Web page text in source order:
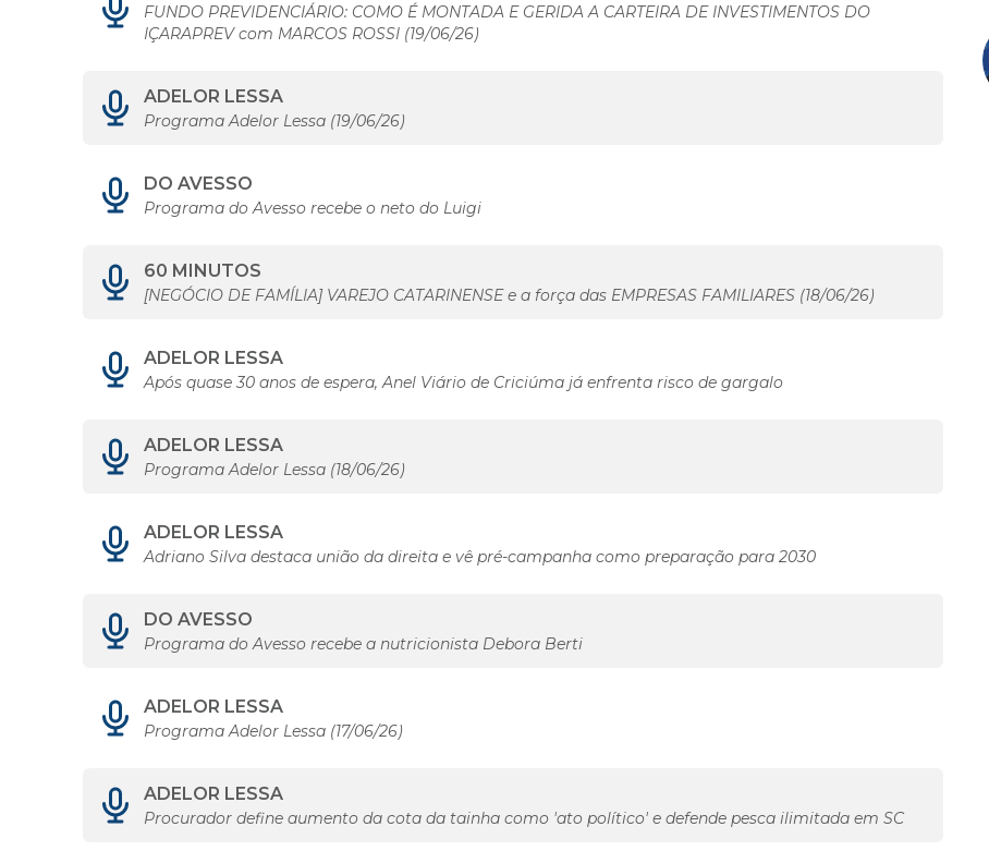
FUNDO PREVIDENCIÁRIO: COMO É MONTADA E GERIDA A CARTEIRA DE INVESTIMENTOS DO
IÇARAPREV com MARCOS ROSSI (19/06/26)
ADELOR LESSA
Programa Adelor Lessa (19/06/26)
DO AVESSO
Programa do Avesso recebe o neto do Luigi
60 MINUTOS
[NEGÓCIO DE FAMÍLIA] VAREJO CATARINENSE e a força das EMPRESAS FAMILIARES (18/06/26)
ADELOR LESSA
Após quase 30 anos de espera, Anel Viário de Criciúma já enfrenta risco de gargalo
ADELOR LESSA
Programa Adelor Lessa (18/06/26)
ADELOR LESSA
Adriano Silva destaca união da direita e vê pré-campanha como preparação para 2030
DO AVESSO
Programa do Avesso recebe a nutricionista Debora Berti
ADELOR LESSA
Programa Adelor Lessa (17/06/26)
ADELOR LESSA
Procurador define aumento da cota da tainha como 'ato político' e defende pesca ilimitada em SC